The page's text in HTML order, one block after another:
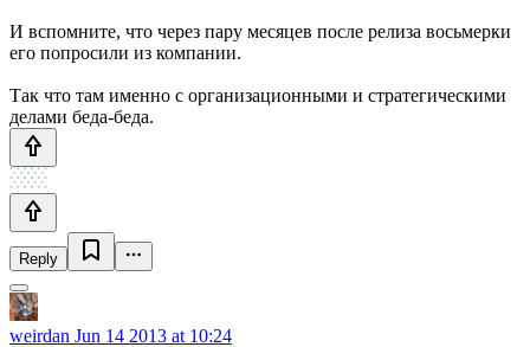
И вспомните, что через пару месяцев после релиза восьмерки
его попросили из компании.
Так что там именно с организационными и стратегическими
делами беда-беда.
Reply
weirdan Jun 14 2013 at 10:24